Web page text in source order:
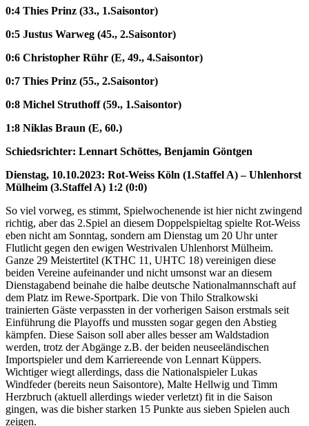
0:4 Thies Prinz (33., 1.Saisontor)
0:5 Justus Warweg (45., 2.Saisontor)
0:6 Christopher Rühr (E, 49., 4.Saisontor)
0:7 Thies Prinz (55., 2.Saisontor)
0:8 Michel Struthoff (59., 1.Saisontor)
1:8 Niklas Braun (E, 60.)
Schiedsrichter: Lennart Schöttes, Benjamin Göntgen
Dienstag, 10.10.2023: Rot-Weiss Köln (1.Staffel A) – Uhlenhorst
Mülheim (3.Staffel A) 1:2 (0:0)
So viel vorweg, es stimmt, Spielwochenende ist hier nicht zwingend
richtig, aber das 2.Spiel an diesem Doppelspieltag spielte Rot-Weiss
eben nicht am Sonntag, sondern am Dienstag um 20 Uhr unter
Flutlicht gegen den ewigen Westrivalen Uhlenhorst Mülheim.
Ganze 29 Meistertitel (KTHC 11, UHTC 18) vereinigen diese
beiden Vereine aufeinander und nicht umsonst war an diesem
Dienstagabend beinahe die halbe deutsche Nationalmannschaft auf
dem Platz im Rewe-Sportpark. Die von Thilo Stralkowski
trainierten Gäste verpassten in der vorherigen Saison erstmals seit
Einführung die Playoffs und mussten sogar gegen den Abstieg
kämpfen. Diese Saison soll aber alles besser am Waldstadion
werden, trotz der Abgänge z.B. der beiden neuseeländischen
Importspieler und dem Karriereende von Lennart Küppers.
Wichtiger wiegt allerdings, dass die Nationalspieler Lukas
Windfeder (bereits neun Saisontore), Malte Hellwig und Timm
Herzbruch (aktuell allerdings wieder verletzt) fit in die Saison
gingen, was die bisher starken 15 Punkte aus sieben Spielen auch
zeigen.